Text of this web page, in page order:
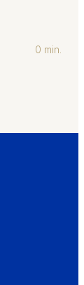
0 min.